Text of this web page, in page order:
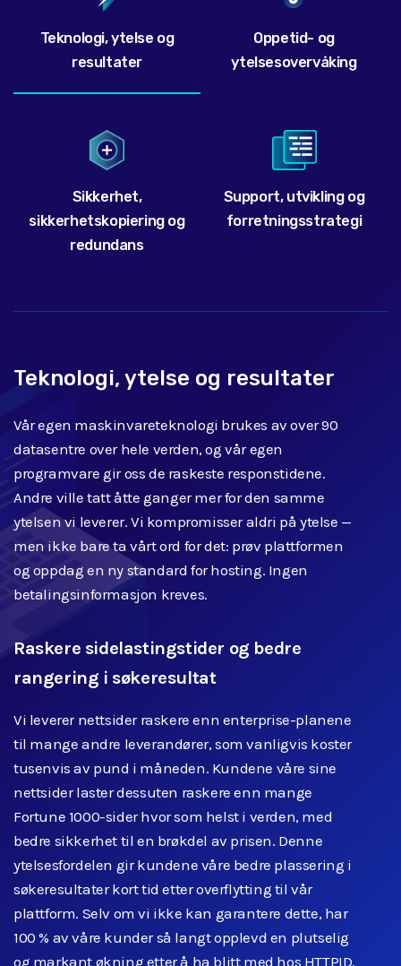
Teknologi, ytelse og
resultater
Oppetid- og
ytelsesovervåking
Sikkerhet,
sikkerhetskopiering og
redundans
Support, utvikling og
forretningsstrategi
Teknologi, ytelse og resultater
Vår egen maskinvareteknologi brukes av over 90
datasentre over hele verden, og vår egen
programvare gir oss de raskeste responstidene.
Andre ville tatt åtte ganger mer for den samme
ytelsen vi leverer. Vi kompromisser aldri på ytelse —
men ikke bare ta vårt ord for det: prøv plattformen
og oppdag en ny standard for hosting. Ingen
betalingsinformasjon kreves.
Raskere sidelastingstider og bedre
rangering i søkeresultat
Vi leverer nettsider raskere enn enterprise-planene
til mange andre leverandører, som vanligvis koster
tusenvis av pund i måneden. Kundene våre sine
nettsider laster dessuten raskere enn mange
Fortune 1000-sider hvor som helst i verden, med
bedre sikkerhet til en brøkdel av prisen. Denne
ytelsesfordelen gir kundene våre bedre plassering i
søkeresultater kort tid etter overflytting til vår
plattform. Selv om vi ikke kan garantere dette, har
100 % av våre kunder så langt opplevd en plutselig
og markant økning etter å ha blitt med hos HTTPID.